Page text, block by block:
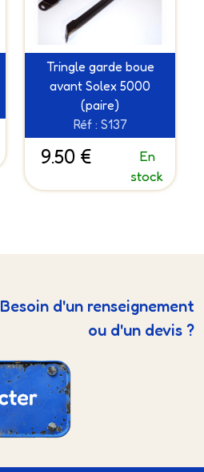
Tringle garde boue
avant Solex 5000
(paire)
Réf : S137
9.50 €
En
stock
Besoin d'un renseignement
ou d'un devis ?